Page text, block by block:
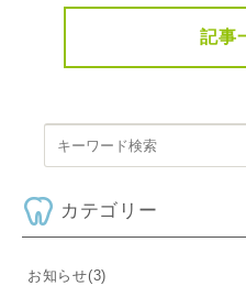
記事
カテゴリー
お知らせ(3)